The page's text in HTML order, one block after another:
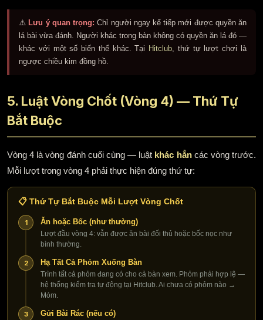
⚠️ Lưu ý quan trọng: Chỉ người ngay kế tiếp mới được quyền ăn
lá bài vừa đánh. Người khác trong bàn không có quyền ăn lá đó —
khác với một số biến thể khác. Tại Hitclub , thứ tự lượt chơi là
ngược chiều kim đồng hồ.
5. Luật Vòng Chốt (Vòng 4) — Thứ Tự
Bắt Buộc
Vòng 4 là vòng đánh cuối cùng — luật khác hẳncác vòng trước.
Mỗi lượt trong vòng 4 phải thực hiện đúng thứ tự:
📋 Thứ Tự Bắt Buộc Mỗi Lượt Vòng Chốt
1 Ăn hoặc Bốc (như thường)
Lượt đầu vòng 4: vẫn được ăn bài đối thủ hoặc bốc nọc như
bình thường.
2 Hạ Tất Cả Phỏm Xuống Bàn
Trình tất cả phỏm đang có cho cả bàn xem. Phỏm phải hợp lệ —
hệ thống kiểm tra tự động tại Hitclub. Ai chưa có phỏm nào →
Móm.
3 Gửi Bài Rác (nếu có)